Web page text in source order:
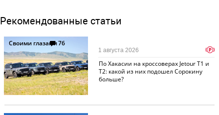
Рекомендованные статьи
Своими глазами76
По Хакасии на кроссоверах Jetour T1 и
T2: какой из них подошел Сорокину
больше?
1 августа 2026 p